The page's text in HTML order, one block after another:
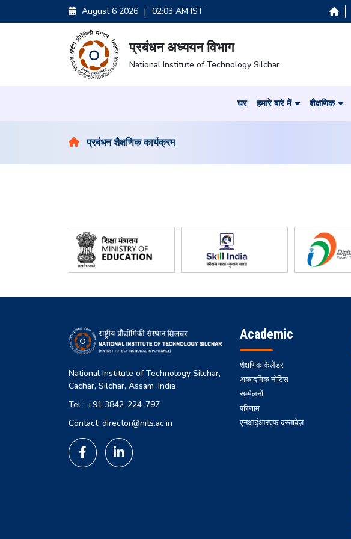
August 6 2026 | 02:03 AM IST
प्रबंधन अध्ययन विभाग
National Institute of Technology Silchar
घर हमारे बारे में शैक्षणिक
प्रबंधन शैक्षणिक कार्यक्रम
National Institute of Technology Silchar,
Cachar, Silchar, Assam ,India
Tel : +91 3842-224-797
Contact: director@nits.ac.in
Academic
शैक्षणिक कैलेंडर
अकादमिक नोटिस
सम्मेलनों
परिणाम
एनआईआरएफ दस्तावेज़